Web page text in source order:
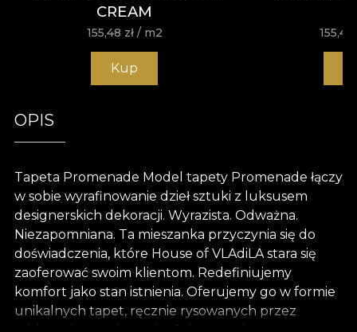
CREAM
155,48 zł / m2
Kup
155,48
OPIS
Tapeta Promenade Model tapety Promenade łączy
w sobie wyrafinowanie dzieł sztuki z luksusem
designerskich dekoracji. Wyrazista. Odważna.
Niezapomniana. Ta mieszanka przyczynia się do
doświadczenia, które House of VLAdiLA stara się
zaoferować swoim klientom. Redefiniujemy
komfort jako stan istnienia. Oferujemy go w formie
unikalnych tapet, ręcznie rysowanych przez